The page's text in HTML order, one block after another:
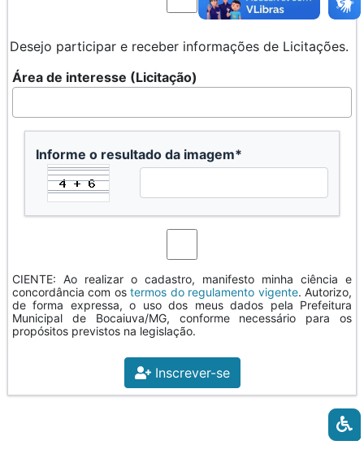
Desejo participar e receber informações de Licitações.
Área de interesse (Licitação)
Informe o resultado da imagem*
CIENTE: Ao realizar o cadastro, manifesto minha ciência e
concordância com ostermos do regulamento vigente. Autorizo,
de forma expressa, o uso dos meus dados pela Prefeitura
Municipal de Bocaiuva/MG, conforme necessário para os
propósitos previstos na legislação.
Inscrever-se